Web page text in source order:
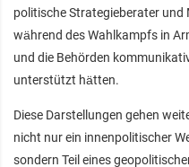
politische Strategieberater und
während des Wahlkampfs in
und die Behörden
unterstützt hätten.
Diese Darstellungen gehen
nicht nur ein innenpolitischer
sondern Teil eines